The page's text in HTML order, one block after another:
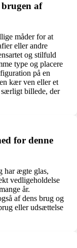
af
måder for at
eller andre
og stilfuld
type og placere
på en
kær ven eller et
billede, der
for denne
har ægte glas,
vedligeholdelse
år.
af dens brug og
eller udsættelse